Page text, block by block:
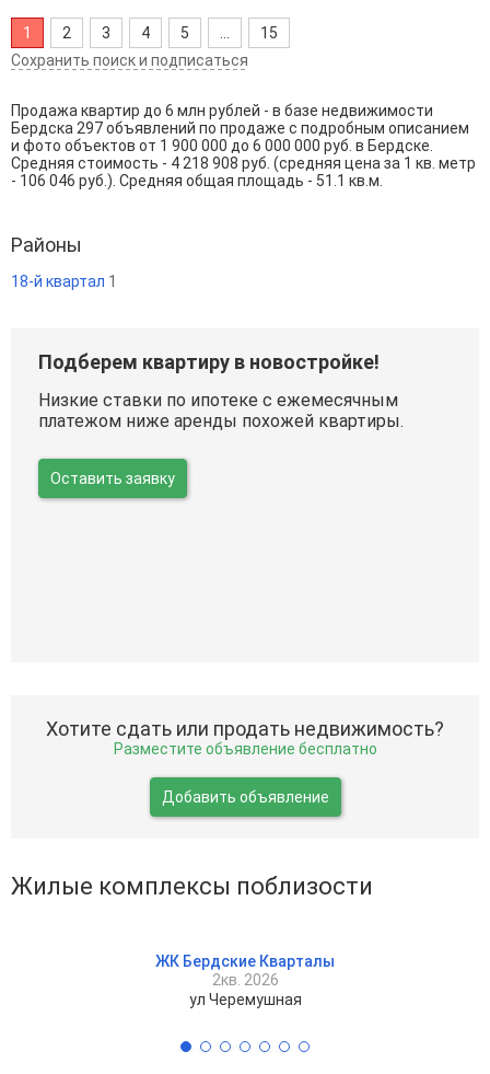
1 2 3 4 5
15
Сохранить поиск и подписаться
Продажа квартир до 6 млн рублей - в базе недвижимости
Бердска 297 объявлений по продаже с подробным описанием
и фото объектов от 1 900 000 до 6 000 000 руб. в Бердске.
Средняя стоимость - 4 218 908 руб. (средняя цена за 1 кв. метр
- 106 046 руб.). Средняя общая площадь - 51.1 кв.м.
Районы
18-й квартал 1
Подберем квартиру в новостройке!
Низкие ставки по ипотеке с ежемесячным
платежом ниже аренды похожей квартиры.
Оставить заявку
Хотите сдать или продать недвижимость?
Разместите объявление бесплатно
Добавить объявление
Жилые комплексы поблизости
ЖК Бердские Кварталы
2кв. 2026
ул Черемушная